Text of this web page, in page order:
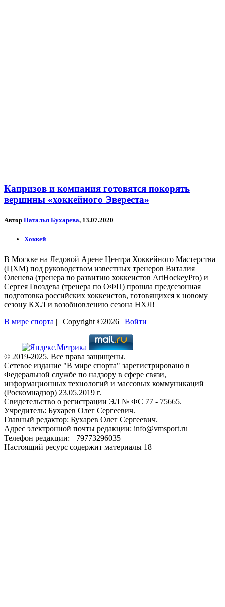
Капризов и компания готовятся покорять
вершины «хоккейного Эвереста»
Автор Наталья Бухарева, 13.07.2020
Хоккей
В Москве на Ледовой Арене Центра Хоккейного Мастерства
(ЦХМ) под руководством известных тренеров Виталия
Оленева (тренера по развитию хоккеистов ArtHockeyPro) и
Сергея Гвоздева (тренера по ОФП) прошла предсезонная
подготовка российских хоккеистов, готовящихся к новому
сезону КХЛ и возобновлению сезона НХЛ!
В мире спорта | | Copyright ©2026 | Войти
© 2019-2025. Все права защищены.
Сетевое издание "В мире спорта" зарегистрировано в
Федеральной службе по надзору в сфере связи,
информационных технологий и массовых коммуникаций
(Роскомнадзор) 23.05.2019 г.
Свидетельство о регистрации ЭЛ № ФС 77 - 75665.
Учредитель: Бухарев Олег Сергеевич.
Главный редактор: Бухарев Олег Сергеевич.
Адрес электронной почты редакции: info@vmsport.ru
Телефон редакции: +79773296035
Настоящий ресурс содержит материалы 18+